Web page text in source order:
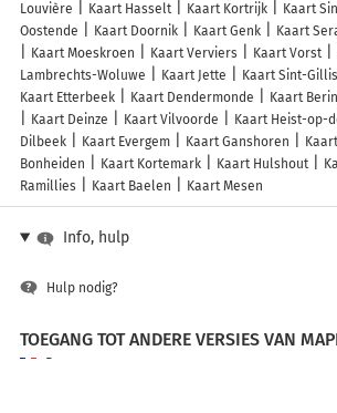
Louvière
Kaart Hasselt Kaart Kortrijk Kaart
Oostende
Kaart Doornik Kaart Genk Kaart
Kaart Moeskroen
Kaart Verviers Kaart Vorst
Lambrechts-Woluwe
Kaart Jette Kaart Sint-Gillis
Kaart Etterbeek
Kaart Dendermonde Kaart
Kaart Deinze
Kaart Vilvoorde Kaart Heist-op-
Dilbeek
Kaart Evergem Kaart Ganshoren
Bonheiden
Kaart Kortemark Kaart Hulshout
Ramillies
Kaart Baelen Kaart Mesen
Info, hulp
Hulp nodig?
TOEGANG TOT ANDERE VERSIES VAN
France